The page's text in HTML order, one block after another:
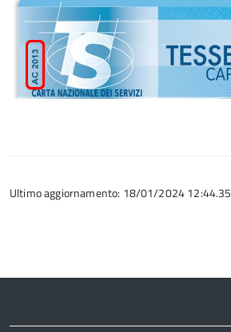
Ultimo aggiornamento: 18/01/2024 12:44.35